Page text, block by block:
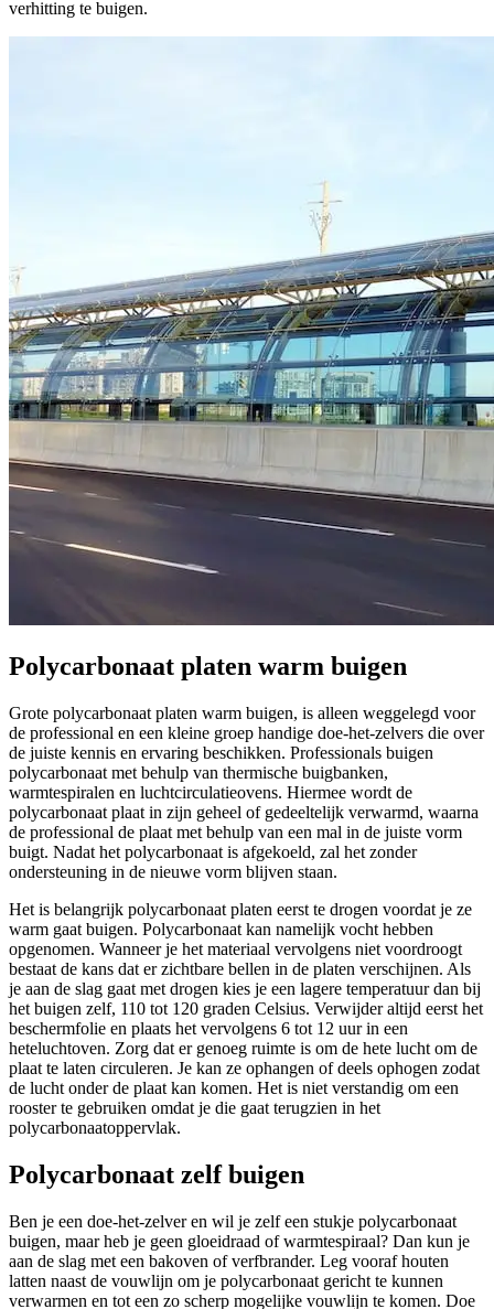
verhitting te buigen.
Polycarbonaat platen warm buigen
Grote polycarbonaat platen warm buigen, is alleen weggelegd voor
de professional en een kleine groep handige doe-het-zelvers die over
de juiste kennis en ervaring beschikken. Professionals buigen
polycarbonaat met behulp van thermische buigbanken,
warmtespiralen en luchtcirculatieovens. Hiermee wordt de
polycarbonaat plaat in zijn geheel of gedeeltelijk verwarmd, waarna
de professional de plaat met behulp van een mal in de juiste vorm
buigt. Nadat het polycarbonaat is afgekoeld, zal het zonder
ondersteuning in de nieuwe vorm blijven staan.
Het is belangrijk polycarbonaat platen eerst te drogen voordat je ze
warm gaat buigen. Polycarbonaat kan namelijk vocht hebben
opgenomen. Wanneer je het materiaal vervolgens niet voordroogt
bestaat de kans dat er zichtbare bellen in de platen verschijnen. Als
je aan de slag gaat met drogen kies je een lagere temperatuur dan bij
het buigen zelf, 110 tot 120 graden Celsius. Verwijder altijd eerst het
beschermfolie en plaats het vervolgens 6 tot 12 uur in een
heteluchtoven. Zorg dat er genoeg ruimte is om de hete lucht om de
plaat te laten circuleren. Je kan ze ophangen of deels ophogen zodat
de lucht onder de plaat kan komen. Het is niet verstandig om een
rooster te gebruiken omdat je die gaat terugzien in het
polycarbonaatoppervlak.
Polycarbonaat zelf buigen
Ben je een doe-het-zelver en wil je zelf een stukje polycarbonaat
buigen, maar heb je geen gloeidraad of warmtespiraal? Dan kun je
aan de slag met een bakoven of verfbrander. Leg vooraf houten
latten naast de vouwlijn om je polycarbonaat gericht te kunnen
verwarmen en tot een zo scherp mogelijke vouwlijn te komen. Doe